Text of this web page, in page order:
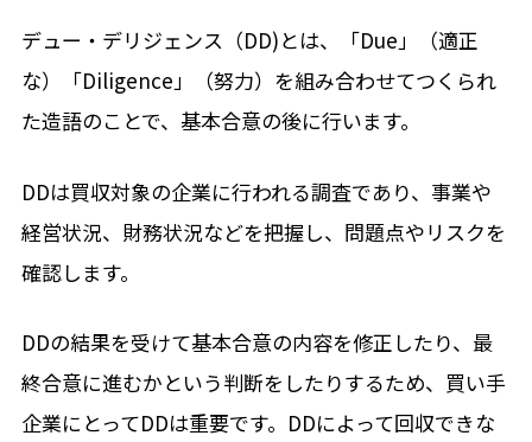
デュー・デリジェンス（DD)とは、「Due」（適正
な）「Diligence」（努力）を組み合わせてつくられ
た造語のことで、基本合意の後に行います。
DDは買収対象の企業に行われる調査であり、事業や
経営状況、財務状況などを把握し、問題点やリスクを
確認します。
DDの結果を受けて基本合意の内容を修正したり、最
終合意に進むかという判断をしたりするため、買い手
企業にとってDDは重要です。DDによって回収できな